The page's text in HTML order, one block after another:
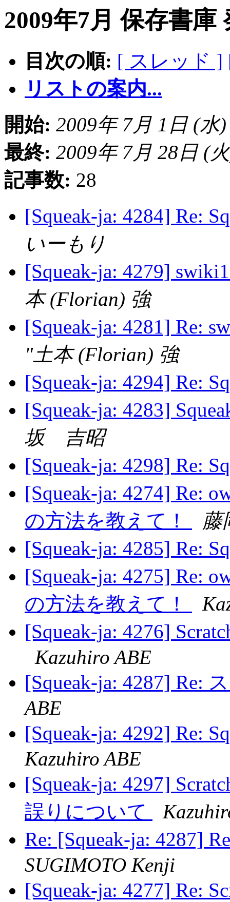
2009年7月 保存書庫
目次の順: [ スレッド ]
リストの案内...
開始: 2009年 7月 1日 (水
最終: 2009年 7月 28日 (
記事数: 28
[Squeak-ja: 4284] Re:
いーもり
[Squeak-ja: 4279]
本 (Florian) 強
[Squeak-ja: 4281] Re:
"土本 (Florian) 強
[Squeak-ja: 4294] Re:
[Squeak-ja: 4283]
坂 吉昭
[Squeak-ja: 4298] Re:
[Squeak-ja: 4274] Re:
の方法を教えて！
[Squeak-ja: 4285] Re:
[Squeak-ja: 4275] Re:
の方法を教えて！
[Squeak-ja: 4276]
Kazuhiro ABE
[Squeak-ja: 4287] Re:
ABE
[Squeak-ja: 4292] Re:
Kazuhiro ABE
[Squeak-ja: 4297]
誤りについて
Re: [Squeak-ja: 4287]
SUGIMOTO Kenji
[Squeak-ja: 4277] Re: